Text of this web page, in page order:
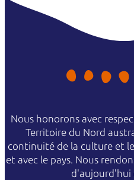
Nous honorons avec
Territoire du Nord
continuité de la culture et
et avec le pays. Nous
d'aujourd'hui